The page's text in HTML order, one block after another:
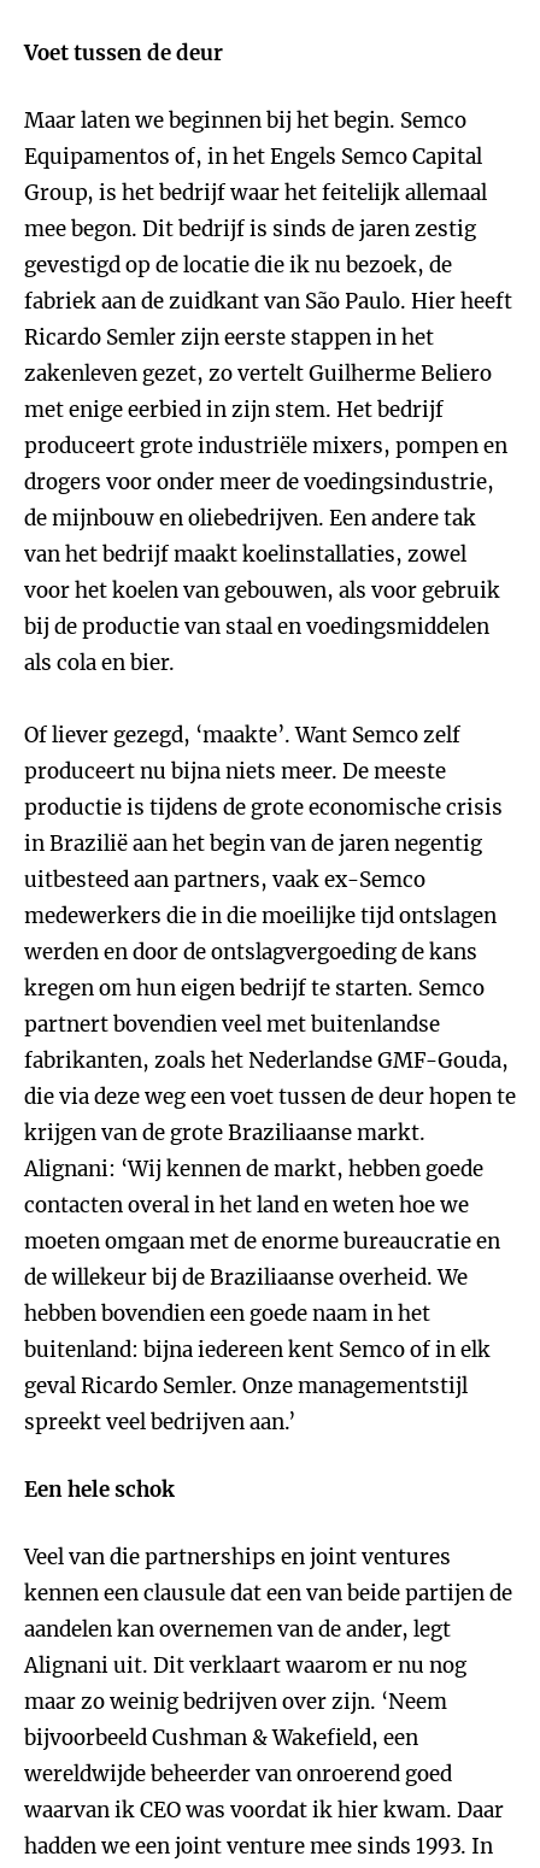
Voet tussen de deur
Maar laten we beginnen bij het begin. Semco
Equipamentos of, in het Engels Semco Capital
Group, is het bedrijf waar het feitelijk allemaal
mee begon. Dit bedrijf is sinds de jaren zestig
gevestigd op de locatie die ik nu bezoek, de
fabriek aan de zuidkant van São Paulo. Hier heeft
Ricardo Semler zijn eerste stappen in het
zakenleven gezet, zo vertelt Guilherme Beliero
met enige eerbied in zijn stem. Het bedrijf
produceert grote industriële mixers, pompen en
drogers voor onder meer de voedingsindustrie,
de mijnbouw en oliebedrijven. Een andere tak
van het bedrijf maakt koelinstallaties, zowel
voor het koelen van gebouwen, als voor gebruik
bij de productie van staal en voedingsmiddelen
als cola en bier.
Of liever gezegd, ‘maakte’. Want Semco zelf
produceert nu bijna niets meer. De meeste
productie is tijdens de grote economische crisis
in Brazilië aan het begin van de jaren negentig
uitbesteed aan partners, vaak ex-Semco
medewerkers die in die moeilijke tijd ontslagen
werden en door de ontslagvergoeding de kans
kregen om hun eigen bedrijf te starten. Semco
partnert bovendien veel met buitenlandse
fabrikanten, zoals het Nederlandse GMF-Gouda,
die via deze weg een voet tussen de deur hopen te
krijgen van de grote Braziliaanse markt.
Alignani: ‘Wij kennen de markt, hebben goede
contacten overal in het land en weten hoe we
moeten omgaan met de enorme bureaucratie en
de willekeur bij de Braziliaanse overheid. We
hebben bovendien een goede naam in het
buitenland: bijna iedereen kent Semco of in elk
geval Ricardo Semler. Onze managementstijl
spreekt veel bedrijven aan.’
Een hele schok
Veel van die partnerships en joint ventures
kennen een clausule dat een van beide partijen de
aandelen kan overnemen van de ander, legt
Alignani uit. Dit verklaart waarom er nu nog
maar zo weinig bedrijven over zijn. ‘Neem
bijvoorbeeld Cushman & Wakefield, een
wereldwijde beheerder van onroerend goed
waarvan ik CEO was voordat ik hier kwam. Daar
hadden we een joint venture mee sinds 1993. In